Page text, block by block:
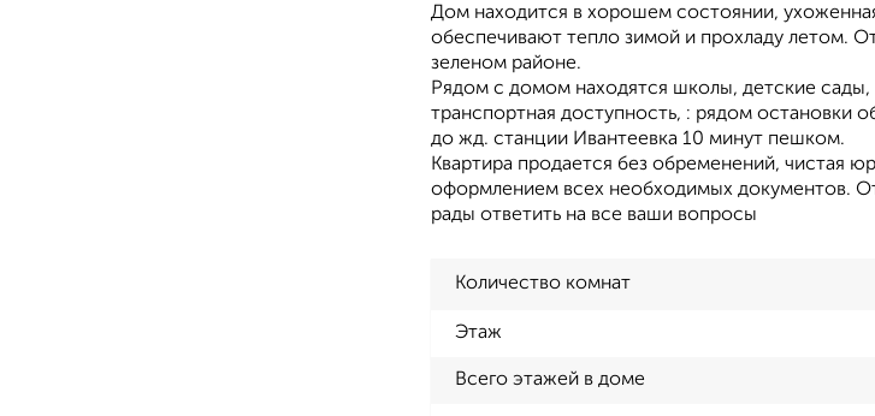
Дом находится в хорошем состоянии,
обеспечивают тепло зимой и прохладу летом.
зеленом районе.
Рядом с домом находятся школы, детские сады,
транспортная доступность, : рядом
до жд. станции Ивантеевка 10 минут пешком.
Квартира продается без обременений, чистая
оформлением всех необходимых документов.
рады ответить на все ваши вопросы
Количество комнат
Этаж
Всего этажей в доме